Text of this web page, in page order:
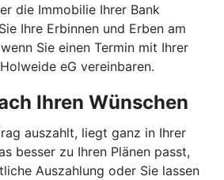
die Immobilie Ihrer Bank
Ihre Erbinnen und Erben am
Sie einen Termin mit Ihrer
eG vereinbaren.
Ihren Wünschen
auszahlt, liegt ganz in Ihrer
besser zu Ihren Plänen passt,
Auszahlung oder Sie lassen